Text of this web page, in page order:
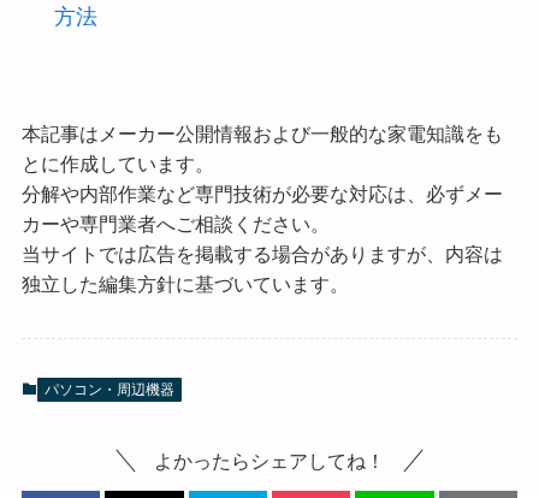
方法
本記事はメーカー公開情報および一般的な家電知識をも
とに作成しています。
分解や内部作業など専門技術が必要な対応は、必ずメー
カーや専門業者へご相談ください。
当サイトでは広告を掲載する場合がありますが、内容は
独立した編集方針に基づいています。
パソコン・周辺機器
よかったらシェアしてね！